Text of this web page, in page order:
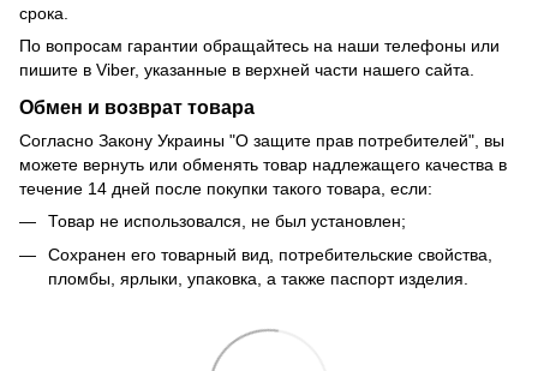
срока.
По вопросам гарантии обращайтесь на наши телефоны или
пишите в Viber, указанные в верхней части нашего сайта.
Обмен и возврат товара
Согласно Закону Украины "О защите прав потребителей", вы
можете вернуть или обменять товар надлежащего качества в
течение 14 дней после покупки такого товара, если:
Товар не использовался, не был установлен;
Сохранен его товарный вид, потребительские свойства,
пломбы, ярлыки, упаковка, а также паспорт изделия.